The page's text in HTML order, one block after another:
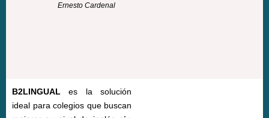
Ernesto Cardenal
B2LINGUAL es lasolución
ideal para colegios que buscan